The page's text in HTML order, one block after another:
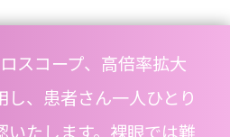
スコープ、高倍率拡大
、患者さん一人ひとり
いたします。裸眼では難